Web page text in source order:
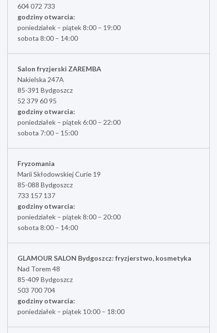
604 072 733
godziny otwarcia:
poniedziałek – piątek 8:00 – 19:00
sobota 8:00 – 14:00
Salon fryzjerski ZAREMBA
Nakielska 247A
85-391 Bydgoszcz
52 379 60 95
godziny otwarcia:
poniedziałek – piątek 6:00 – 22:00
sobota 7:00 – 15:00
Fryzomania
Marii Skłodowskiej Curie 19
85-088 Bydgoszcz
733 157 137
godziny otwarcia:
poniedziałek – piątek 8:00 – 20:00
sobota 8:00 – 14:00
GLAMOUR SALON Bydgoszcz: fryzjerstwo, kosmetyka
Nad Torem 48
85-409 Bydgoszcz
503 700 704
godziny otwarcia:
poniedziałek – piątek 10:00 – 18:00